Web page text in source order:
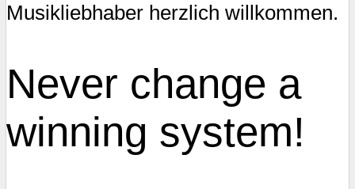
Musikliebhaber herzlich willkommen.
Never change a
winning system!